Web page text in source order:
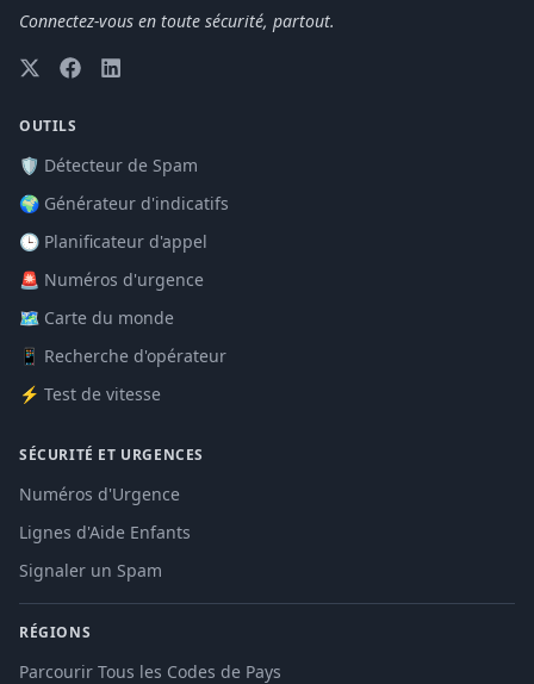
Connectez-vous en toute sécurité, partout.
OUTILS
🛡️ Détecteur de Spam
🌍 Générateur d'indicatifs
🕒 Planificateur d'appel
🚨 Numéros d'urgence
🗺️ Carte du monde
📱 Recherche d'opérateur
⚡ Test de vitesse
SÉCURITÉ ET URGENCES
Numéros d'Urgence
Lignes d'Aide Enfants
Signaler un Spam
RÉGIONS
Parcourir Tous les Codes de Pays